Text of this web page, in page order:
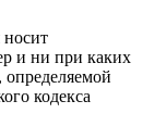
носит
и ни при каких
определяемой
кодекса